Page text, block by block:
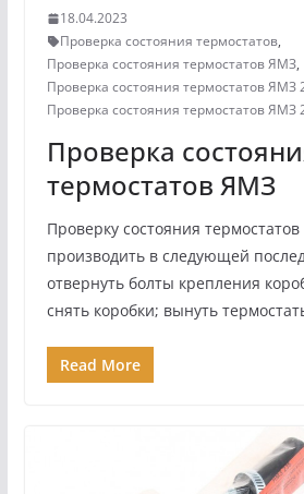
18.04.2023
Проверка состояния термостатов,
Проверка состояния термостатов ЯМЗ,
Проверка состояния термостатов ЯМЗ
Проверка состояния термостатов ЯМЗ
Проверка
термостатов ЯМЗ
Проверку состояния
производить в следую­щей
отвернуть болты крепления
снять коробки; вынуть
Read More